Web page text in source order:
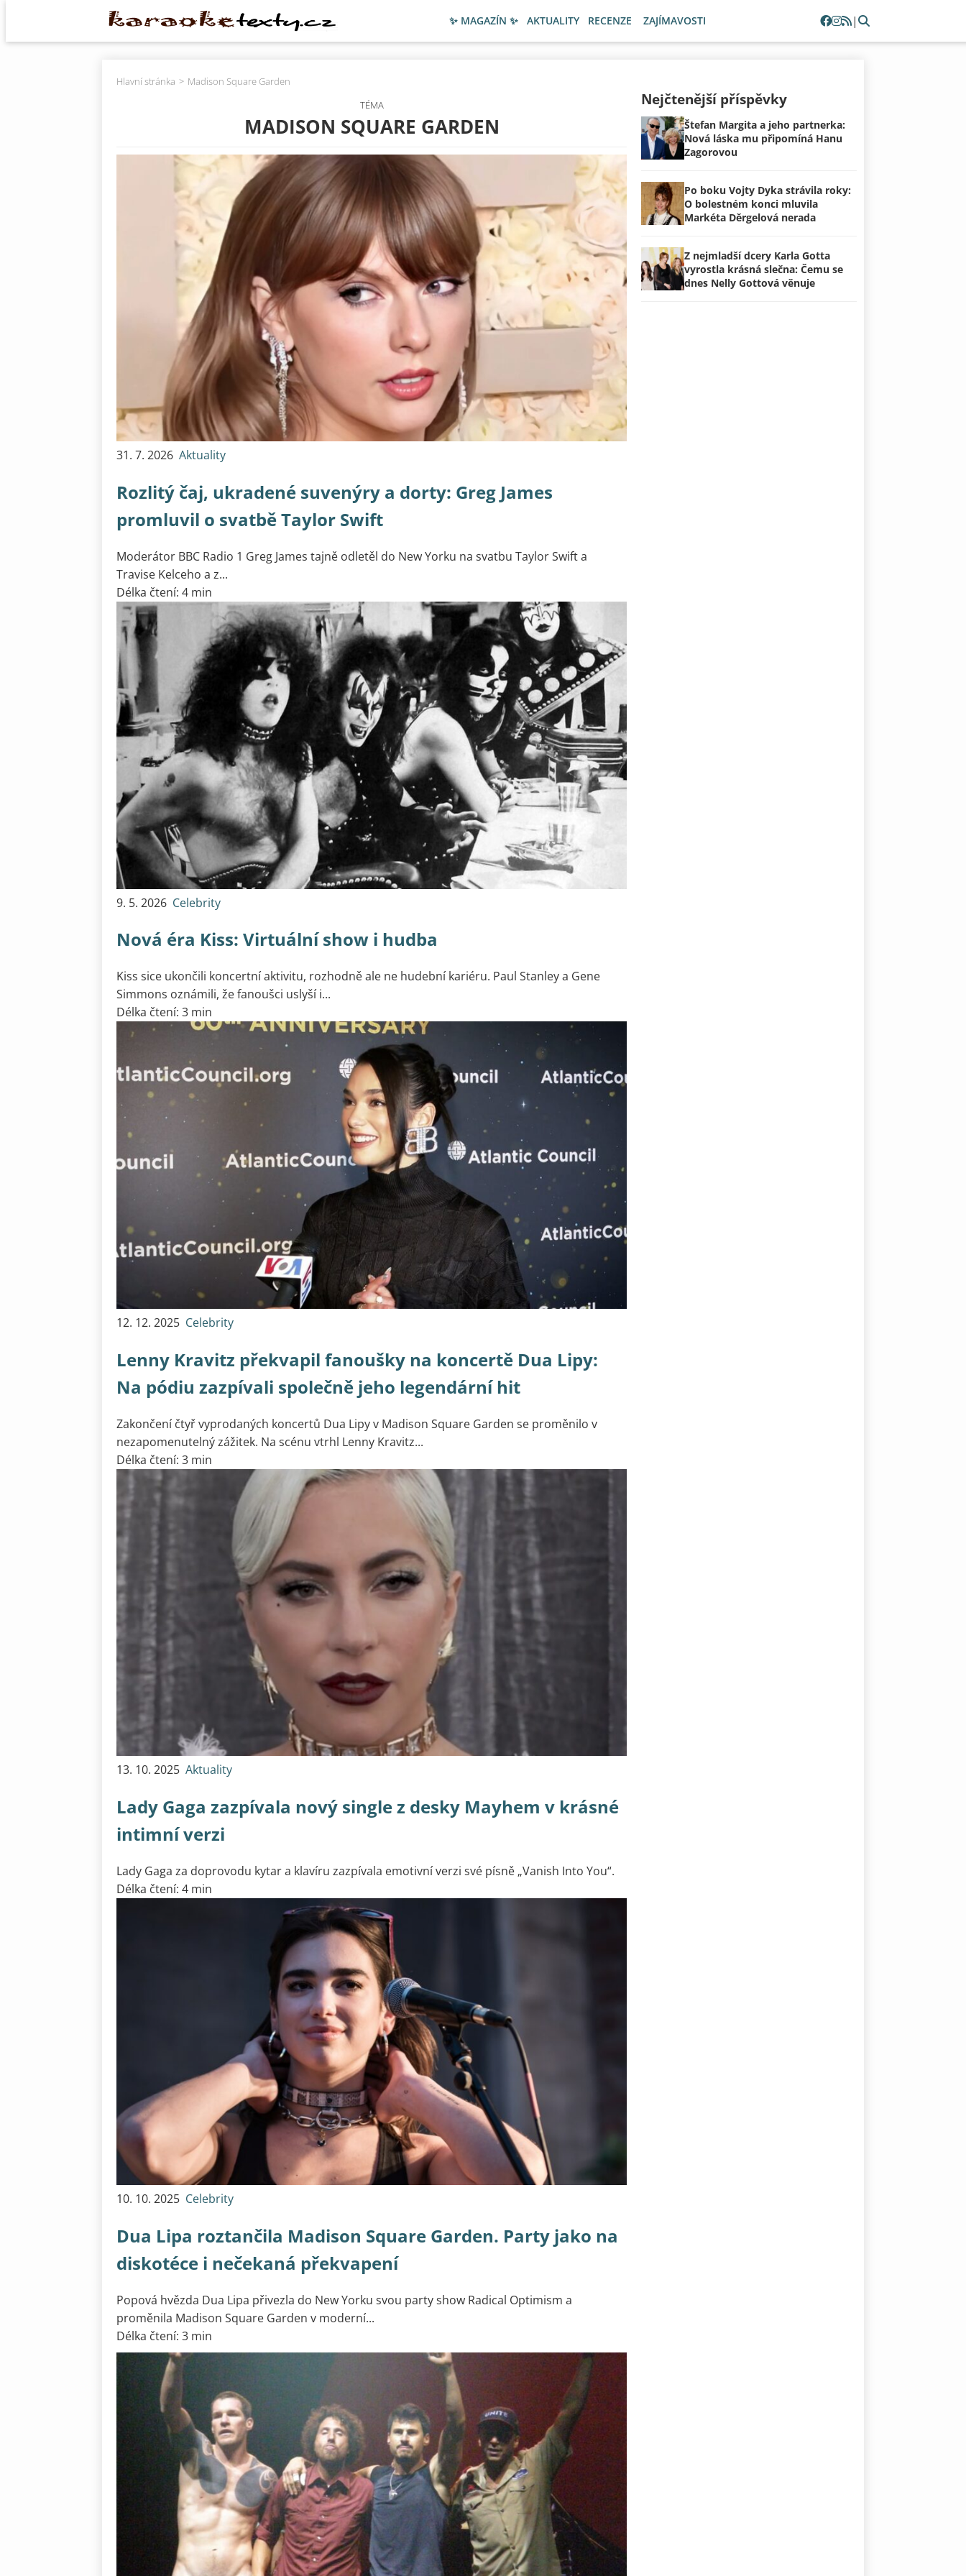
✨ MAGAZÍN ✨ AKTUALITY RECENZE ZAJÍMAVOSTI |
Hlavní stránka
Madison Square Garden
TÉMA
MADISON SQUARE GARDEN
31. 7. 2026 Aktuality
Rozlitý čaj, ukradené suvenýry a dorty: Greg James
promluvil o svatbě Taylor Swift
Moderátor BBC Radio 1 Greg James tajně odletěl do New Yorku na svatbu Taylor Swift a
Travise Kelceho a z...
Délka čtení: 4 min
9. 5. 2026 Celebrity
Nová éra Kiss: Virtuální show i hudba
Kiss sice ukončili koncertní aktivitu, rozhodně ale ne hudební kariéru. Paul Stanley a Gene
Simmons oznámili, že fanoušci uslyší i...
Délka čtení: 3 min
12. 12. 2025 Celebrity
Lenny Kravitz překvapil fanoušky na koncertě Dua Lipy:
Na pódiu zazpívali společně jeho legendární hit
Zakončení čtyř vyprodaných koncertů Dua Lipy v Madison Square Garden se proměnilo v
nezapomenutelný zážitek. Na scénu vtrhl Lenny Kravitz...
Délka čtení: 3 min
13. 10. 2025 Aktuality
Lady Gaga zazpívala nový single z desky Mayhem v krásné
intimní verzi
Lady Gaga za doprovodu kytar a klavíru zazpívala emotivní verzi své písně „Vanish Into You“.
Délka čtení: 4 min
10. 10. 2025 Celebrity
Dua Lipa roztančila Madison Square Garden. Party jako na
diskotéce i nečekaná překvapení
Popová hvězda Dua Lipa přivezla do New Yorku svou party show Radical Optimism a
proměnila Madison Square Garden v moderní...
Délka čtení: 3 min
Nejčtenější příspěvky
Štefan Margita a jeho partnerka:
Nová láska mu připomíná Hanu
Zagorovou
Po boku Vojty Dyka strávila roky:
O bolestném konci mluvila
Markéta Děrgelová nerada
Z nejmladší dcery Karla Gotta
vyrostla krásná slečna: Čemu se
dnes Nelly Gottová věnuje